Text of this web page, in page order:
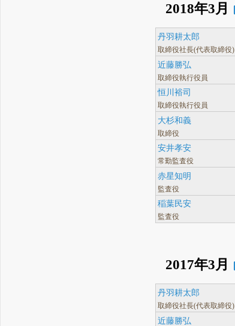
2018年3月
丹羽耕太郎
取締役社長(代表取締役)
近藤勝弘
取締役執行役員
恒川裕司
取締役執行役員
大杉和義
取締役
安井孝安
常勤監査役
赤星知明
監査役
稲葉民安
監査役
2017年3月
丹羽耕太郎
取締役社長(代表取締役)
近藤勝弘